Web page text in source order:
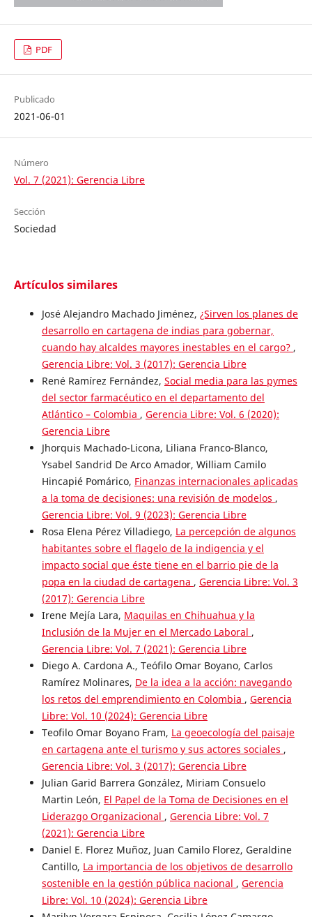
PDF
Publicado
2021-06-01
Número
Vol. 7 (2021): Gerencia Libre
Sección
Sociedad
Artículos similares
José Alejandro Machado Jiménez, ¿Sirven los planes de
desarrollo en cartagena de indias para gobernar,
cuando hay alcaldes mayores inestables en el cargo? ,
Gerencia Libre: Vol. 3 (2017): Gerencia Libre
René Ramírez Fernández, Social media para las pymes
del sector farmacéutico en el departamento del
Atlántico – Colombia , Gerencia Libre: Vol. 6 (2020):
Gerencia Libre
Jhorquis Machado-Licona, Liliana Franco-Blanco,
Ysabel Sandrid De Arco Amador, William Camilo
Hincapié Pomárico, Finanzas internacionales aplicadas
a la toma de decisiones: una revisión de modelos ,
Gerencia Libre: Vol. 9 (2023): Gerencia Libre
Rosa Elena Pérez Villadiego, La percepción de algunos
habitantes sobre el flagelo de la indigencia y el
impacto social que éste tiene en el barrio pie de la
popa en la ciudad de cartagena , Gerencia Libre: Vol. 3
(2017): Gerencia Libre
Irene Mejía Lara, Maquilas en Chihuahua y la
Inclusión de la Mujer en el Mercado Laboral ,
Gerencia Libre: Vol. 7 (2021): Gerencia Libre
Diego A. Cardona A., Teófilo Omar Boyano, Carlos
Ramírez Molinares, De la idea a la acción: navegando
los retos del emprendimiento en Colombia , Gerencia
Libre: Vol. 10 (2024): Gerencia Libre
Teofilo Omar Boyano Fram, La geoecología del paisaje
en cartagena ante el turismo y sus actores sociales ,
Gerencia Libre: Vol. 3 (2017): Gerencia Libre
Julian Garid Barrera González, Miriam Consuelo
Martin León, El Papel de la Toma de Decisiones en el
Liderazgo Organizacional , Gerencia Libre: Vol. 7
(2021): Gerencia Libre
Daniel E. Florez Muñoz, Juan Camilo Florez, Geraldine
Cantillo, La importancia de los objetivos de desarrollo
sostenible en la gestión pública nacional , Gerencia
Libre: Vol. 10 (2024): Gerencia Libre